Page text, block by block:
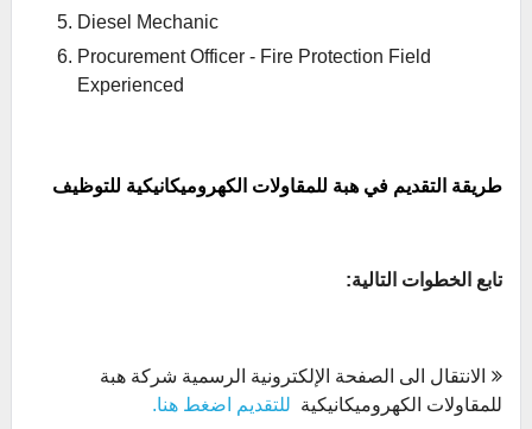
Diesel Mechanic
Procurement Officer - Fire Protection Field
Experienced
طريقة التقديم في هبة للمقاولات الكهروميكانيكية للتوظيف
تابع الخطوات التالية:
الانتقال الى الصفحة الإلكترونية الرسمية شركة هبة
للمقاولات الكهروميكانيكية للتقديم اضغط هنا.